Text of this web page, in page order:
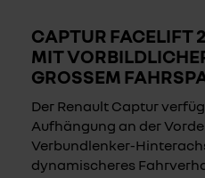
CAPTUR FACELIFT
MIT
GROSSEM
Der Renault Captur
Aufhängung an der
Verbundlenker-
dynamischeres